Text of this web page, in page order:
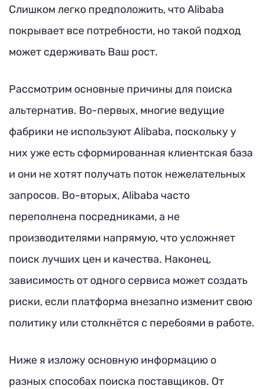
Слишком легко предположить, что Alibaba
покрывает все потребности, но такой подход
может сдерживать Ваш рост.
Рассмотрим основные причины для поиска
альтернатив. Во-первых, многие ведущие
фабрики не используют Alibaba, поскольку у
них уже есть сформированная клиентская база
и они не хотят получать поток нежелательных
запросов. Во-вторых, Alibaba часто
переполнена посредниками, а не
производителями напрямую, что усложняет
поиск лучших цен и качества. Наконец,
зависимость от одного сервиса может создать
риски, если платформа внезапно изменит свою
политику или столкнётся с перебоями в работе.
Ниже я изложу основную информацию о
разных способах поиска поставщиков. От